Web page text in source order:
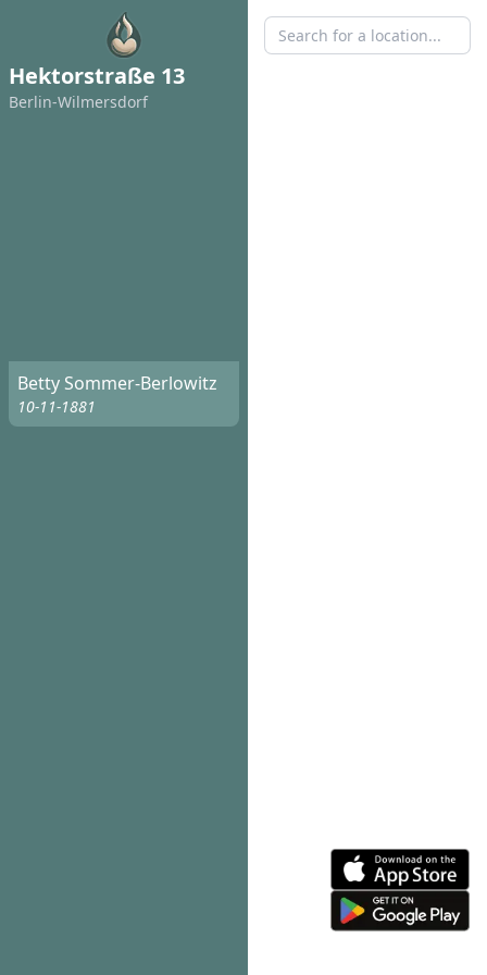
Hektorstraße 13
Berlin-Wilmersdorf
Betty Sommer-Berlowitz
10-11-1881